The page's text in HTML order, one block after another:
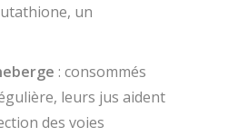
un
: consommés
leurs jus aident
des voies